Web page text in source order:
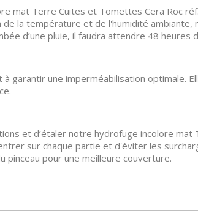
mat Terre Cuites et Tomettes Cera Roc
la température et de l'humidité
d’une pluie, il faudra attendre 48 heures
garantir une imperméabilisation optimale.
et d’étaler notre hydrofuge incolore
sur chaque partie et d'éviter les
pinceau pour une meilleure couverture.